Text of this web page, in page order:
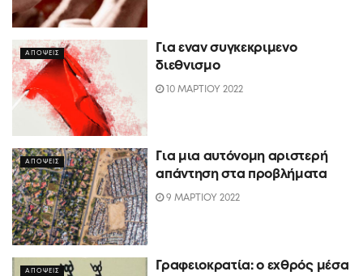
ΑΠΟΨΕΙΣ
Για εναν συγκεκριμενο
διεθνισμο
10 ΜΑΡΤΙΟΥ 2022
ΑΠΟΨΕΙΣ
Για μια αυτόνομη αριστερή
απάντηση στα προβλήματα
9 ΜΑΡΤΙΟΥ 2022
ΑΠΟΨΕΙΣ
Γραφειοκρατία: ο εχθρός μέσα